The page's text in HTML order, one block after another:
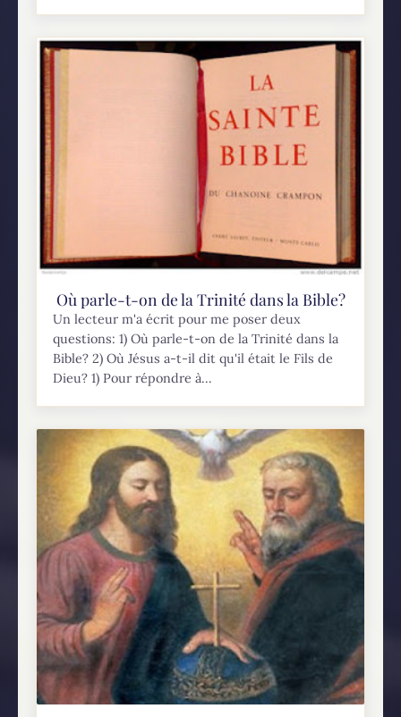
Où parle-t-on de la Trinité dans la Bible?
Un lecteur m'a écrit pour me poser deux
questions: 1) Où parle-t-on de la Trinité dans la
Bible? 2) Où Jésus a-t-il dit qu'il était le Fils de
Dieu? 1) Pour répondre à...